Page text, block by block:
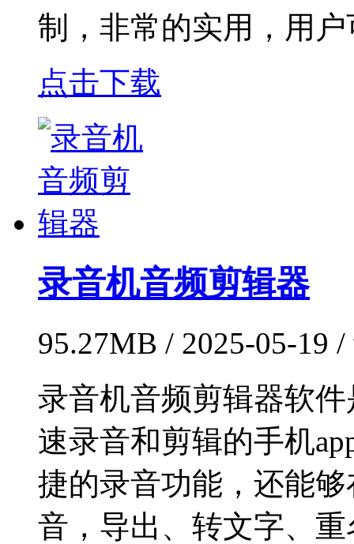
制，非常的实用，用
点击下载
录音机音频剪辑器
95.27MB / 2025-05-19
录音机音频剪辑器软
速录音和剪辑的手机
捷的录音功能，还能
音，导出、转文字、